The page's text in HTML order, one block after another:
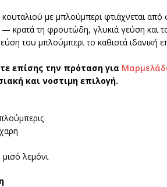
με μπλούμπερι φτιάχνεται
— κρατά τη φρουτώδη, γλυκιά γεύση και
του μπλούμπερι το καθιστά
επίσης την πρόταση για
και νοστιμη επιλογή.
λεμόνι